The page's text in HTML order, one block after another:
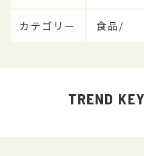
カテゴリー 食品/
TREND